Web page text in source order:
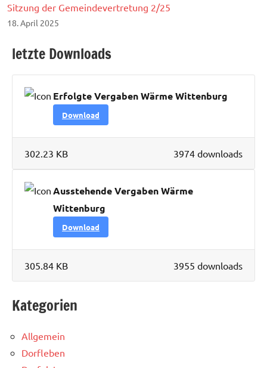
Sitzung der Gemeindevertretung 2/25
18. April 2025
letzte Downloads
Erfolgte Vergaben Wärme Wittenburg
Download
3974 downloads
302.23 KB
Ausstehende Vergaben Wärme
Wittenburg
Download
3955 downloads
305.84 KB
Kategorien
Allgemein
Dorfleben